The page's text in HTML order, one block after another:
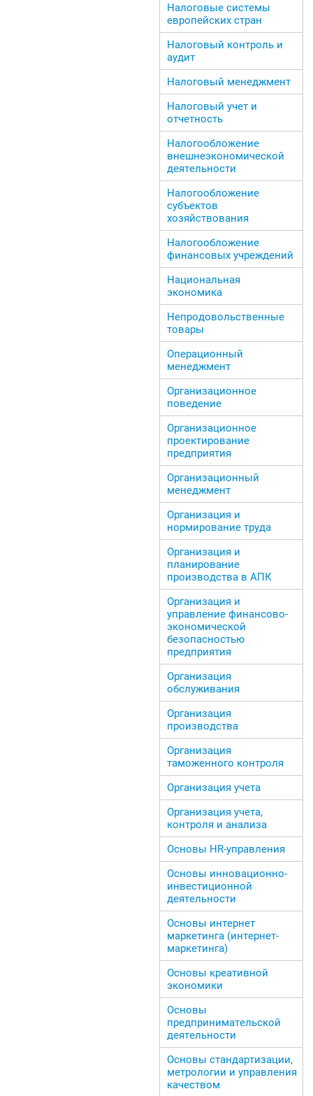
Налоговые системы
европейских стран
Налоговый контроль и
аудит
Налоговый менеджмент
Налоговый учет и
отчетность
Налогообложение
внешнеэкономической
деятельности
Налогообложение
субъектов
хозяйствования
Налогообложение
финансовых учреждений
Национальная
экономика
Непродовольственные
товары
Операционный
менеджмент
Организационное
поведение
Организационное
проектирование
предприятия
Организационный
менеджмент
Организация и
нормирование труда
Организация и
планирование
производства в АПК
Организация и
управление финансово-
экономической
безопасностью
предприятия
Организация
обслуживания
Организация
производства
Организация
таможенного контроля
Организация учета
Организация учета,
контроля и анализа
Основы HR-управления
Основы инновационно-
инвестиционной
деятельности
Основы интернет
маркетинга (интернет-
маркетинга)
Основы креативной
экономики
Основы
предпринимательской
деятельности
Основы стандартизации,
метрологии и управления
качеством